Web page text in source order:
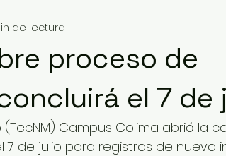
proceso de
el 7 de
de lectura
(TecNM) Campus Colima abrió la
7 de julio para registros de nuevo